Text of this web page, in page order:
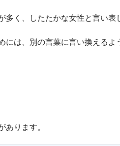
く、したたかな女性と言い表
は、別の言葉に言い換えるよ
あります。